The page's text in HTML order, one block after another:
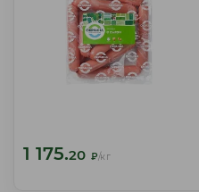
1 175.20 ₽/кг